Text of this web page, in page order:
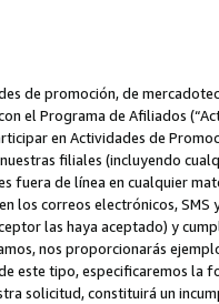
de promoción, de
el Programa de Afiliados
en Actividades de
filiales (incluyendo
fuera de línea en cualquier
los correos electrónicos,
las haya aceptado) y
nos proporcionarás
este tipo, especificaremos
solicitud, constituirá un